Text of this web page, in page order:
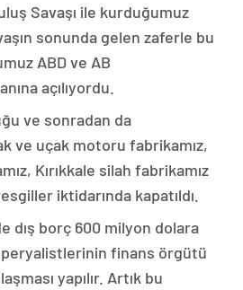
Savaşı ile kurduğumuz
sonunda gelen zaferle bu
ABD ve AB
açılıyordu.
ve sonradan da
ve uçak motoru fabrikamız,
Kırıkkale silah fabrikamız
iktidarında kapatıldı.
dış borç 600 milyon dolara
finans örgütü
yapılır. Artık bu